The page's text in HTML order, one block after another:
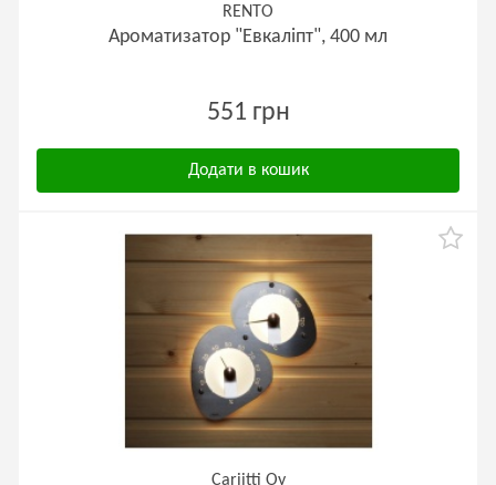
RENTO
Ароматизатор "Евкаліпт", 400 мл
551 грн
Додати в кошик
Cariitti Oy